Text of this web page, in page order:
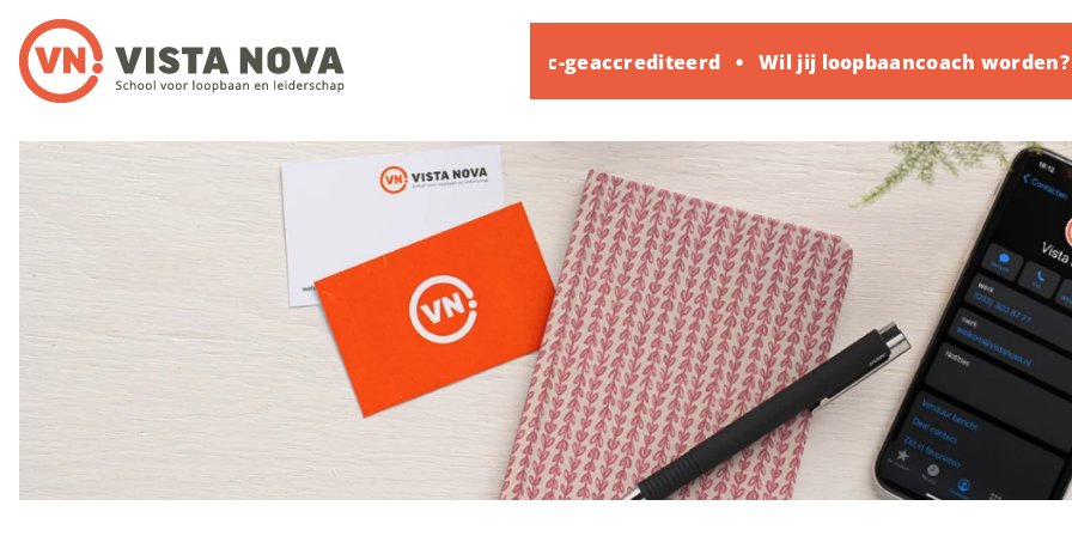
Noloc-geaccrediteerd Wil jij loopbaancoach worden?